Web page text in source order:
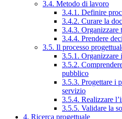
3.4. Metodo di lavoro
3.4.1. Definire
3.4.2. Curare la
3.4.3.
3.4.4. Prendere
3.5. Il processo
3.5.1. Organizzare
3.5.2.
pubblico
3.5.3. Progettare i
servizio
3.5.4. Realizzare
3.5.5. Validare la
4. Ricerca progettuale